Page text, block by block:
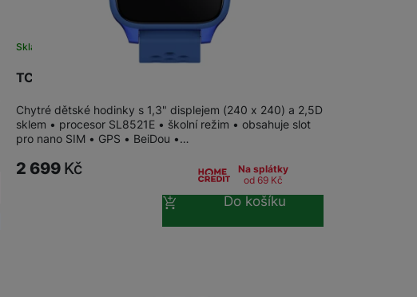
TCL MOVETIME Family Watch 46 Blue
Skladem na 27 prodejnách
Chytré dětské hodinky s 1,3" displejem (240 x 240) a 2,5D
sklem • procesor SL8521E • školní režim • obsahuje slot
pro nano SIM • GPS • BeiDou •…
2 699 Kč
Na splátky
od 69 Kč
Do košíku